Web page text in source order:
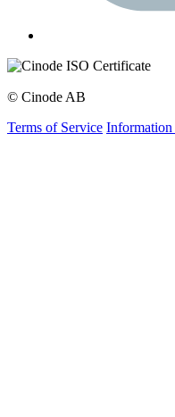
© Cinode AB
Terms of Service